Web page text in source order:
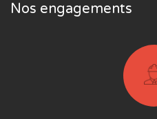
Nos engagements